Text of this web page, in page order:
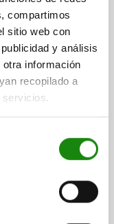
compartimos
sitio web con
y análisis
información
recopilado a
servicios.
DETALLES